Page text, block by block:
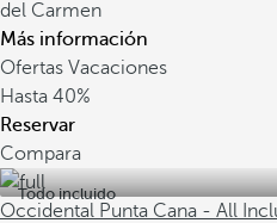
del Carmen
Más información
Ofertas Vacaciones
Hasta 40%
Reservar
Compara
Todo incluido
Occidental Punta Cana - All